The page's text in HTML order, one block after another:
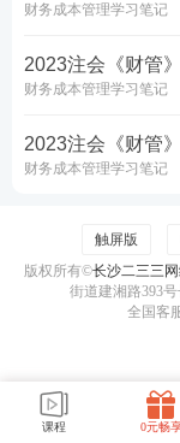
“好课”
播，零基
必考60
轮模考金
“好练”
纸质版《
“好价”
财务成本管理学习笔记
2023注会《财管
财务成本管理学习笔记
2023注会《财管
财务成本管理学习笔记
触屏版
版权所有©长沙二三三
街道建湘路393
全国客
课程 0元畅